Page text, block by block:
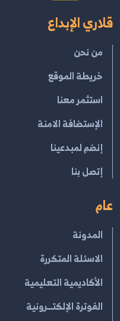
قلاري الإبداع
من نحن
خريطة الموقع
استثمر معنا
الإستضافة الامنة
إنضم لمبدعينا
إتصل بنا
عام
المدونة
الاسئلة المتكررة
الأكاديمية التعليمية
الفوترة الإلكتــرونية